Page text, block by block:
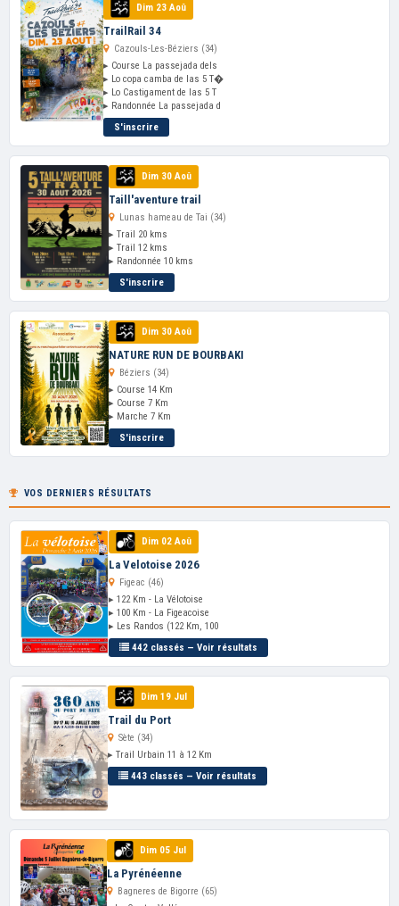
Dim 23 Aoû
TrailRail 34
Cazouls-Les-Béziers (34)
▸ Course La passejada dels
▸ Lo copa camba de las 5 T�
▸ Lo Castigament de las 5 T
▸ Randonnée La passejada d
S'inscrire
Dim 30 Aoû
Taill'aventure trail
Lunas hameau de Tai (34)
▸ Trail 20 kms
▸ Trail 12 kms
▸ Randonnée 10 kms
S'inscrire
Dim 30 Aoû
NATURE RUN DE BOURBAKI
Béziers (34)
▸ Course 14 Km
▸ Course 7 Km
▸ Marche 7 Km
S'inscrire
VOS DERNIERS RÉSULTATS
Dim 02 Aoû
La Velotoise 2026
Figeac (46)
▸ 122 Km - La Vélotoise
▸ 100 Km - La Figeacoise
▸ Les Randos (122 Km, 100
442 classés — Voir résultats
Dim 19 Jul
Trail du Port
Sète (34)
▸ Trail Urbain 11 à 12 Km
443 classés — Voir résultats
Dim 05 Jul
La Pyrénéenne
Bagneres de Bigorre (65)